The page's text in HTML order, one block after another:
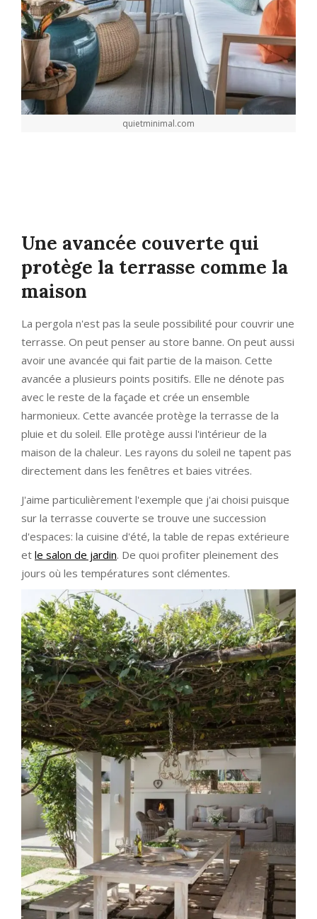
quietminimal.com
Une avancée couverte qui
protège la terrasse comme la
maison
La pergola n'est pas la seule possibilité pour couvrir une
terrasse. On peut penser au store banne. On peut aussi
avoir une avancée qui fait partie de la maison. Cette
avancée a plusieurs points positifs. Elle ne dénote pas
avec le reste de la façade et crée un ensemble
harmonieux. Cette avancée protège la terrasse de la
pluie et du soleil. Elle protège aussi l'intérieur de la
maison de la chaleur. Les rayons du soleil ne tapent pas
directement dans les fenêtres et baies vitrées.
J'aime particulièrement l'exemple que j'ai choisi puisque
sur la terrasse couverte se trouve une succession
d'espaces: la cuisine d'été, la table de repas extérieure
et le salon de jardin. De quoi profiter pleinement des
jours où les températures sont clémentes.